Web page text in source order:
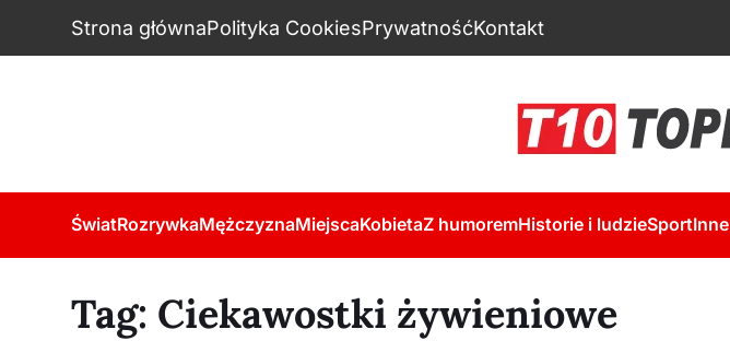
Strona głównaPolityka CookiesPrywatnośćKontakt
ŚwiatRozrywkaMężczyznaMiejscaKobietaZ humoremHistorie i ludzieSportInne
Tag: Ciekawostki żywieniowe